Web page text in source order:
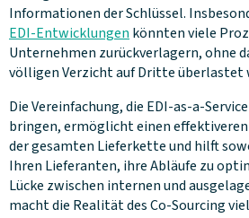
Informationen der Schlüssel.
EDI-Entwicklungen könnten viele
Unternehmen zurückverlagern, ohne
völligen Verzicht auf Dritte überlastet
Die Vereinfachung, die EDI-as-a-
bringen, ermöglicht einen
der gesamten Lieferkette und hilft
Ihren Lieferanten, ihre Abläufe zu
Lücke zwischen internen und
macht die Realität des Co-Sourcing